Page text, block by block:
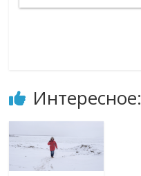
Интересное: